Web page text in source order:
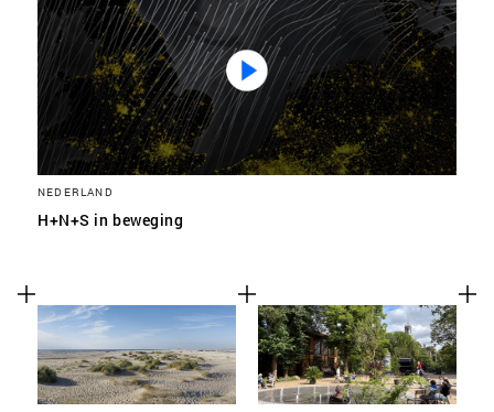
NEDERLAND
H+N+S in beweging
SLA VOORKEUREN OP